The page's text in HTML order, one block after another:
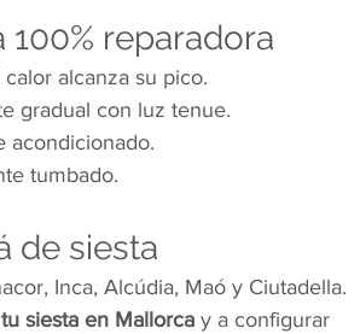
reparadora
alcanza su pico.
gradual con luz tenue.
acondicionado.
tumbado.
de siesta
Inca, Alcúdia, Maó y Ciutadella.
siesta en Mallorca y a configurar